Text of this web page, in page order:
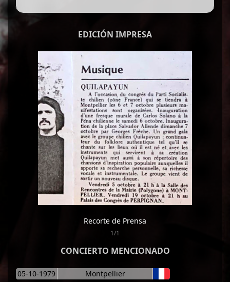
EDICIÓN IMPRESA
Recorte de Prensa
1/1
CONCIERTO MENCIONADO
05-10-1979 Montpellier